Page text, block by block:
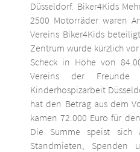
Düsseldorf. Biker4Kids
2500 Motorräder waren
Vereins Biker4Kids
Zentrum wurde kürzlich
Scheck in Höhe von
Vereins der Freunde
Kinderhospizarbeit
hat den Betrag aus dem
kamen 72.000 Euro für
Die Summe speist sich
Standmieten, Spenden